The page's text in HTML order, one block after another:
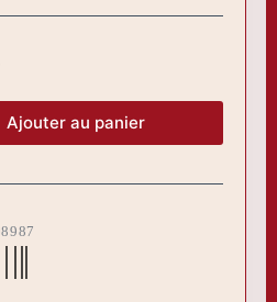
Ajouter au panier